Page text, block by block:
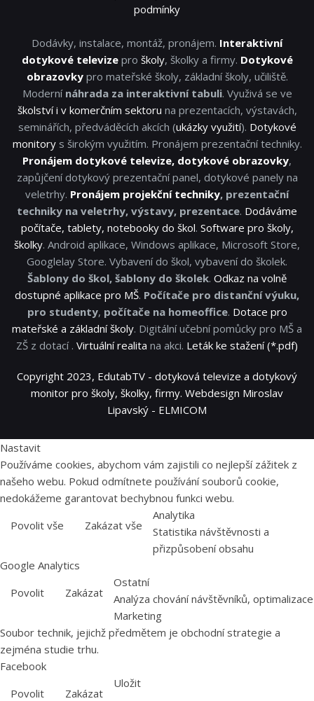
podmínky
Dodávky, instalace, montáž, pronájem. Interaktivní
dotykové televizepro školy, školky a firmy. Dotykové
obrazovkypro mateřské školy, základní školy, učiliště.
Moderní náhrada za interaktivní tabuli. Využivá se ve
školství i v komerčním sektoru na prezentacích, výstavách,
seminářích, předváděcích akcích (ukázky využití). Dotykové
monitorys širokým využitím. Pronájem prezentační techniky.
Pronájem dotykové televize, dotykové obrazovky,
zapůjčení dotykový prezentační panel, dotykové panely na
veletrhy. Pronájem projekční techniky, prezentační
techniky na veletrhy, výstavy, prezentace. Dodáváme
počítače, tablety, notebooky do škol. Software pro školy,
školky. Android aplikace, Windows aplikace, Microsoft Store,
Googlelay Store. Vybavení do škol, vybavení do školek.
Šablony do škol, šablony do školek. Odkaz na volně
dostupné aplikace pro MŠ. Počítače pro distanční výuku,
pro studenty, počítače na homeoffice. Dotace pro
mateřské a základní školy. Digitální učební pomůcky pro MŠ a
ZŠ z dotací . Virtuální realita na akci. Leták ke stažení (*.pdf)
Copyright 2023, EdutabTV - dotyková televize a dotykový
monitor pro školy, školky, firmy. Webdesign Miroslav
Lipavský - ELMICOM
Nastavit
Používáme cookies, abychom vám zajistili co nejlepší zážitek z
našeho webu. Pokud odmítnete používání souborů cookie,
nedokážeme garantovat bechybnou funkci webu.
Povolit vše
Zakázat vše
Analytika
Statistika návštěvnosti a
přizpůsobení obsahu
Google Analytics
Povolit
Zakázat
Ostatní
Analýza chování návštěvníků, optimalizace
Marketing
Soubor technik, jejichž předmětem je obchodní strategie a
zejména studie trhu.
Facebook
Povolit
Zakázat
Uložit